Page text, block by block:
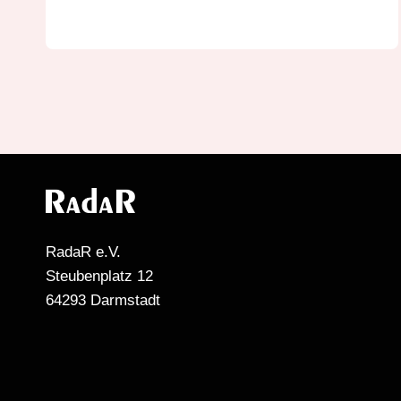
RadaR e.V.
Steubenplatz 12
64293 Darmstadt